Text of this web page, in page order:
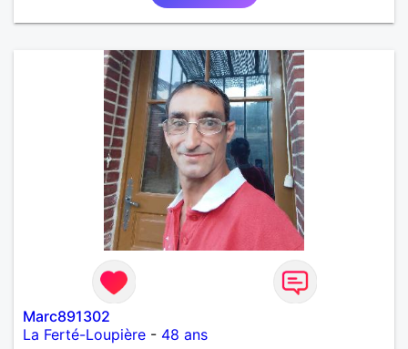
Marc891302
La Ferté-Loupière - 48 ans